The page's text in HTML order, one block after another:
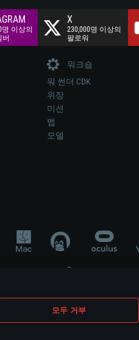
모두 거부
명 이상의
버
X
230,000명 이상의
팔로워
워크숍
워 썬더 CDK
위장
미션
맵
모델
게임 개발 후원 또는 홍보에 참여하
respective owners.